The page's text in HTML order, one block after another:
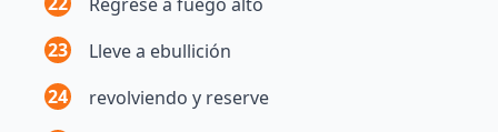
23
Lleve a ebullición
24
revolviendo y reserve